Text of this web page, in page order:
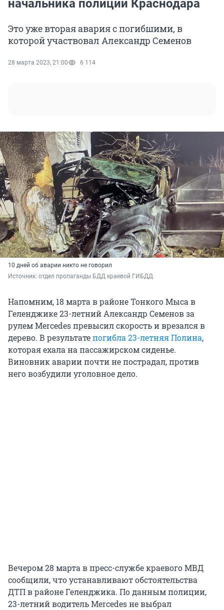
начальника полиции Краснодара
Это уже вторая авария с погибшими, в
которой участвовал Александр Семенов
28 марта 2023, 21:00 6 114
10 дней об аварии никто не говорил
Источник: отдел пропаганды БДД краевой ГИБДД
Напомним, 18 марта в районе Тонкого Мыса в
Геленджике 23-летний Александр Семенов за
рулем Mercedes превысил скорость и врезался в
дерево. В результатепогибла 23-летняя Полина,
которая ехала на пассажирском сиденье.
Виновник аварии почти не пострадал, против
него возбудили уголовное дело.
Вечером 28 марта в пресс-службе краевого МВД
сообщили, что устанавливают обстоятельства
ДТП в районе Геленджика. По данным полиции,
23-летний водитель Mercedes не выбрал